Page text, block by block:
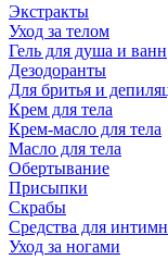
Экстракты
Уход за телом
Гель для душа и ванн
Дезодоранты
Для бритья и
Крем для тела
Крем-масло для тела
Масло для тела
Обертывание
Присыпки
Скрабы
Средства для
Уход за ногами